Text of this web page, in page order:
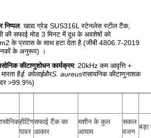
निप्पल: खाद्य ग्रेड SUS316L स्टेनलेस स्टील टैंक,
की सफाई मोड 3 मिनट में दूध के अवशेषों को
के प्रवास के साथ हटा देता है (जीबी 4806.7-2019
के अनुरूप) ।
कीटाणुशोधन कार्यक्रम: 20kHz कम आवृत्ति +
हैई. कोलाईऔरS. aureusरासायनिक कीटाणुनाशक
>99.9%)
हीटिंग
पावर
सफाई टैंक का
आकार
मशीन के कुल
आयाम
सकल
वजन
बड़ा